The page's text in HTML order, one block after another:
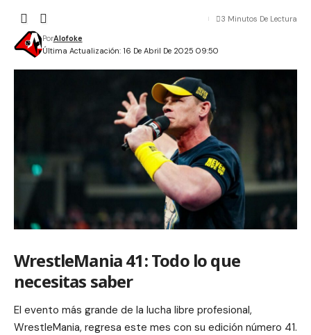
Última Actualización: 16 De Abril De 2025 09:50
PorAlofoke
3 Minutos De Lectura
WrestleMania 41: Todo lo que
necesitas saber
El evento más grande de la lucha libre profesional,
WrestleMania, regresa este mes con su edición número 41.